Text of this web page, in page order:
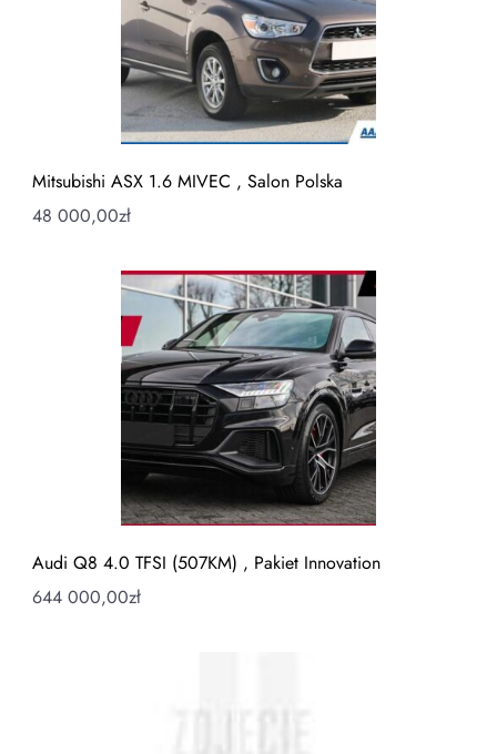
Mitsubishi ASX 1.6 MIVEC , Salon Polska
48 000,00zł
Audi Q8 4.0 TFSI (507KM) , Pakiet Innovation
644 000,00zł